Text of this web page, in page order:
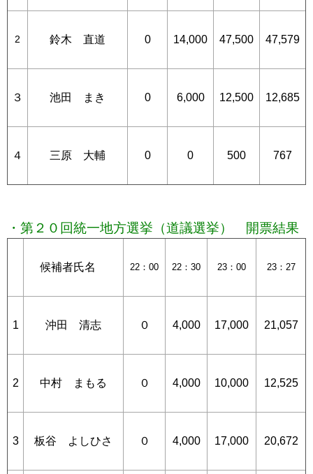
2 鈴木 直道 0 14,000 47,500 47,579
３ 池田 まき 0 6,000 12,500 12,685
４ 三原 大輔 0 0 500 767
・第２０回統一地方選挙（道議選挙） 開票結果
候補者氏名 22：00 22：30 23：00 23：27
1 沖田 清志 ０ 4,000 17,000 21,057
2 中村 まもる ０ 4,000 10,000 12,525
3 板谷 よしひさ ０ 4,000 17,000 20,672